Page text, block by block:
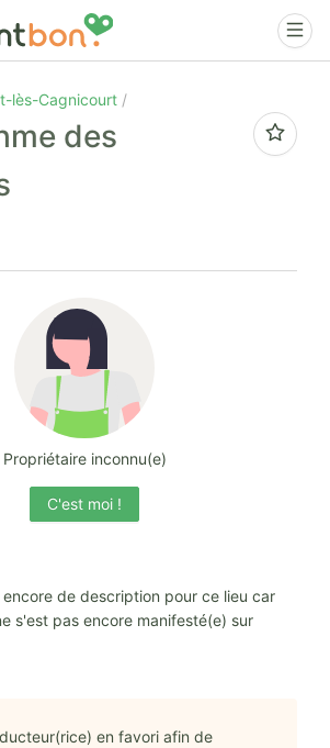
lès-Cagnicourt
des
Propriétaire inconnu(e)
C'est moi !
de description pour ce lieu car
s'est pas encore manifesté(e) sur
en favori afin de